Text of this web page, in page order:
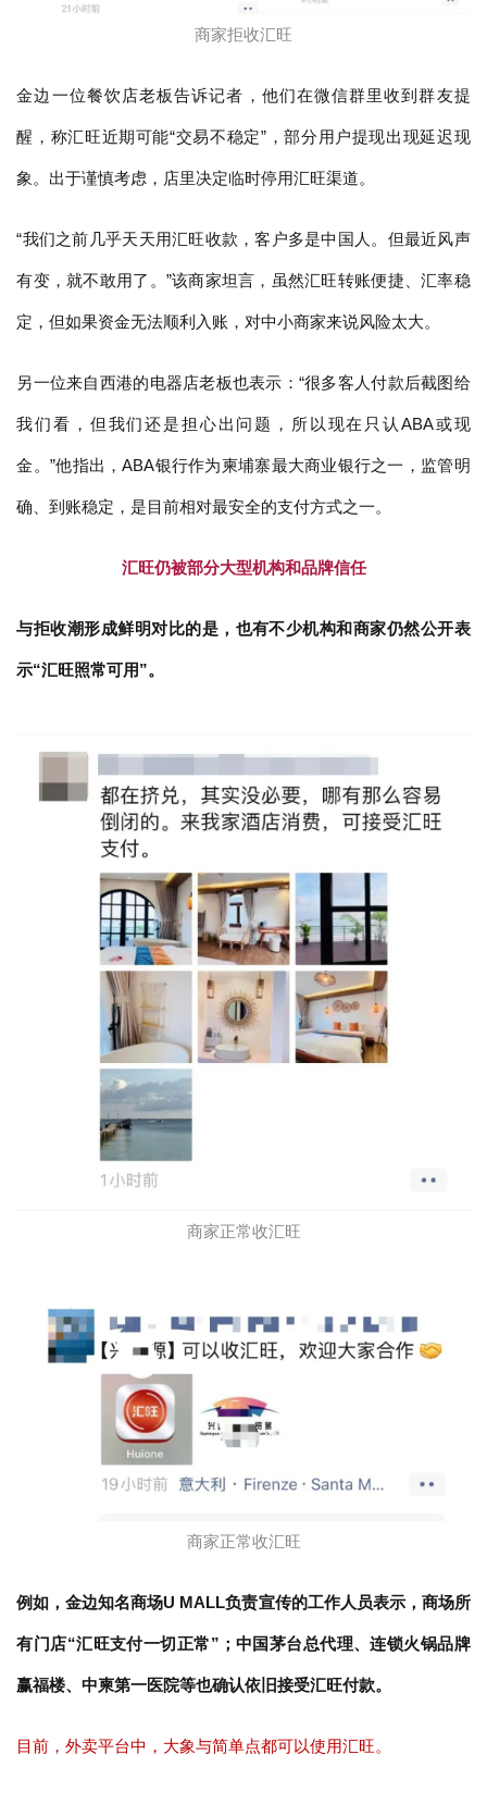
商家拒收汇旺
金边一位餐饮店老板告诉记者，他们在微信群里收到群友提
醒，称汇旺近期可能“交易不稳定”，部分用户提现出现延迟现
象。出于谨慎考虑，店里决定临时停用汇旺渠道。
“我们之前几乎天天用汇旺收款，客户多是中国人。但最近风声
有变，就不敢用了。”该商家坦言，虽然汇旺转账便捷、汇率稳
定，但如果资金无法顺利入账，对中小商家来说风险太大。
另一位来自西港的电器店老板也表示：“很多客人付款后截图给
我们看，但我们还是担心出问题，所以现在只认ABA或现
金。”他指出，ABA银行作为柬埔寨最大商业银行之一，监管明
确、到账稳定，是目前相对最安全的支付方式之一。
汇旺仍被部分大型机构和品牌信任
与拒收潮形成鲜明对比的是，也有不少机构和商家仍然公开表
示“汇旺照常可用”。
商家正常收汇旺
商家正常收汇旺
例如，金边知名商场U MALL负责宣传的工作人员表示，商场所
有门店“汇旺支付一切正常”；中国茅台总代理、连锁火锅品牌
赢福楼、中柬第一医院等也确认依旧接受汇旺付款。
目前，外卖平台中， 大象与简单点都可以使用汇旺。